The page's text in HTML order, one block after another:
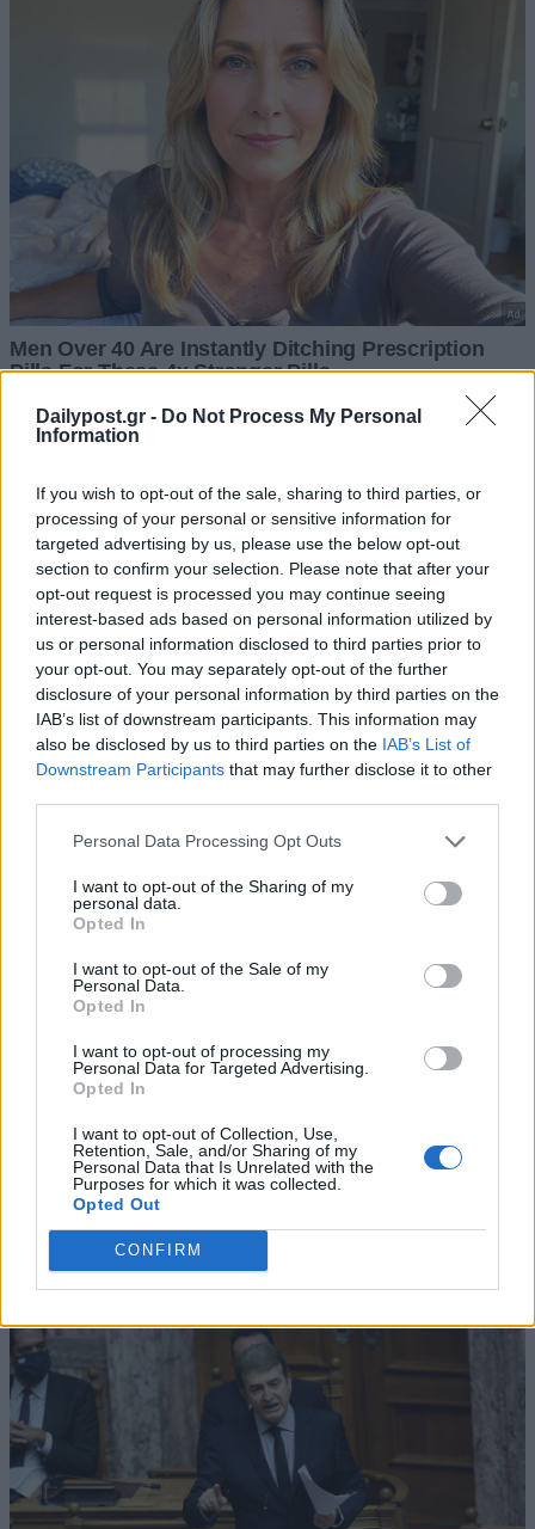
Dailypost.gr - Do Not Process My Personal
Information
If you wish to opt-out of the sale, sharing to third parties, or
processing of your personal or sensitive information for
targeted advertising by us, please use the below opt-out
section to confirm your selection. Please note that after your
opt-out request is processed you may continue seeing
interest-based ads based on personal information utilized by
us or personal information disclosed to third parties prior to
your opt-out. You may separately opt-out of the further
disclosure of your personal information by third parties on the
IAB’s list of downstream participants. This information may
also be disclosed by us to third parties on the IAB’s List of
Downstream Participants that may further disclose it to other
Personal Data Processing Opt Outs
I want to opt-out of the Sharing of my
personal data.
Opted In
I want to opt-out of the Sale of my
Personal Data.
Opted In
I want to opt-out of processing my
Personal Data for Targeted Advertising.
Opted In
I want to opt-out of Collection, Use,
Retention, Sale, and/or Sharing of my
Personal Data that Is Unrelated with the
Purposes for which it was collected.
Opted Out
CONFIRM